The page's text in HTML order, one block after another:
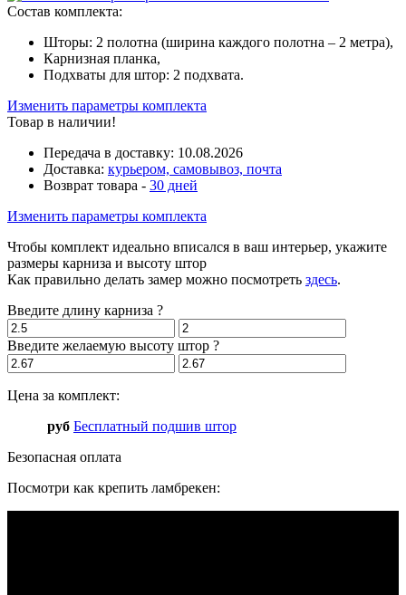
Состав комплекта:
Шторы: 2 полотна (ширина каждого полотна – 2 метра),
Карнизная планка,
Подхваты для штор: 2 подхвата.
Изменить параметры комплекта
Товар в наличии!
Передача в доставку: 10.08.2026
Доставка: курьером, самовывоз, почта
Возврат товара - 30 дней
Изменить параметры комплекта
Чтобы комплект идеально вписался в ваш интерьер, укажите
размеры карниза и высоту штор
Как правильно делать замер можно посмотреть здесь.
Введите длину карниза ?
Введите желаемую высоту штор ?
Цена за комплект:
руб Бесплатный подшив штор
Безопасная оплата
Посмотри как крепить ламбрекен: